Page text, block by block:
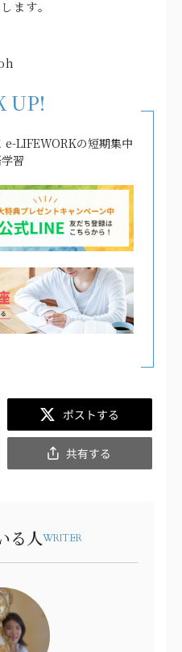
ます。
UP!
e-LIFEWORKの短期集中
習
Twitter
共
有
る人WRITER